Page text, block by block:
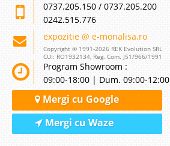
0737.205.150 / 0737.205.200
0242.515.776
expozitie @ e-monalisa.ro
Copyright © 1991-2026 REK Evolution SRL
CUI: RO1932134, Reg. Com. J51/966/1991
Program Showroom :
09:00-18:00 | Dum. 09:00-12:00
Mergi cu Google
Mergi cu Waze